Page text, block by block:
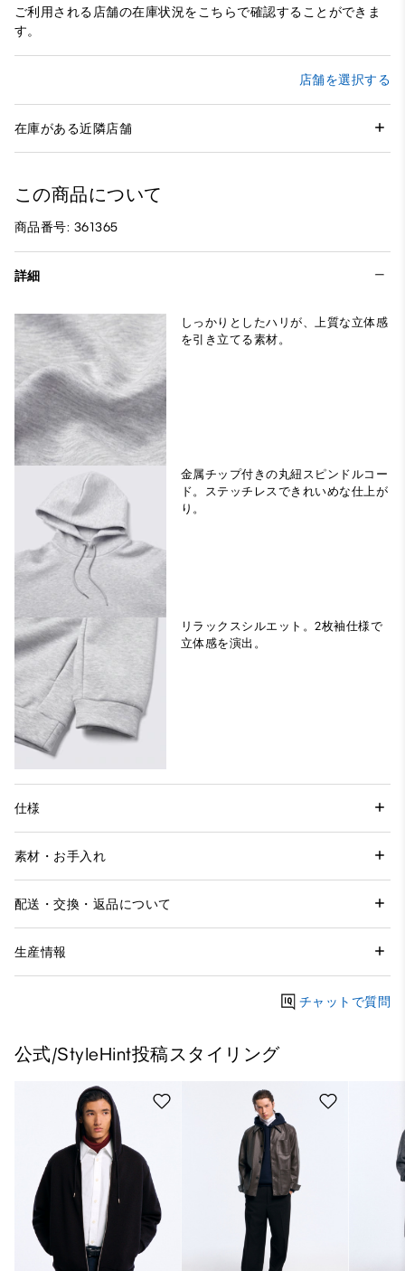
ご利用される店舗の在庫状況をこちらで確認することができま
す。
店舗を選択する
在庫がある近隣店舗
この商品について
商品番号: 361365
詳細
しっかりとしたハリが、上質な立体感
を引き立てる素材。
金属チップ付きの丸紐スピンドルコー
ド。ステッチレスできれいめな仕上が
り。
リラックスシルエット。2枚袖仕様で
立体感を演出。
仕様
素材・お手入れ
配送・交換・返品について
生産情報
チャットで質問
公式/StyleHint投稿スタイリング